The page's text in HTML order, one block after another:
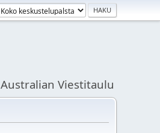
Australian Viestitaulu